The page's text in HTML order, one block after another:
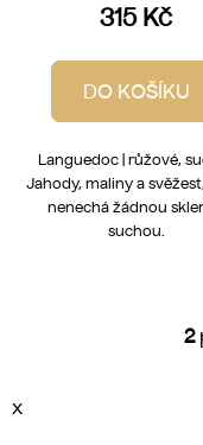
315 Kč
DO KOŠÍKU
Languedoc | růžové,
Jahody, maliny a
nenechá žádnou
suchou.
2
x